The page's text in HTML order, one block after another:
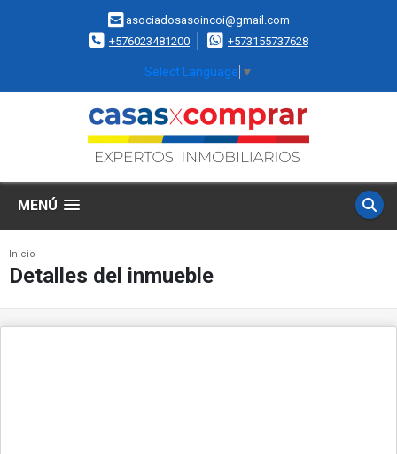
asociadosasoincoi@gmail.com
+576023481200
+573155737628
Select Language ▼
MENÚ
Inicio
Detalles del inmueble